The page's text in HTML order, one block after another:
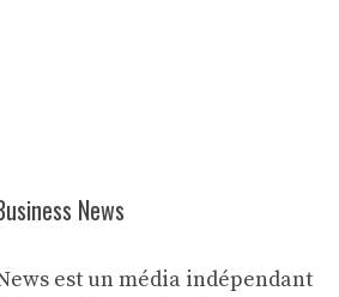
News
est un média indépendant